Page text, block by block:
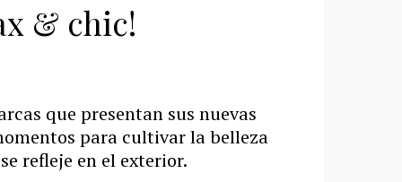
& chic!
que presentan sus nuevas
para cultivar la belleza
refleje en el exterior.